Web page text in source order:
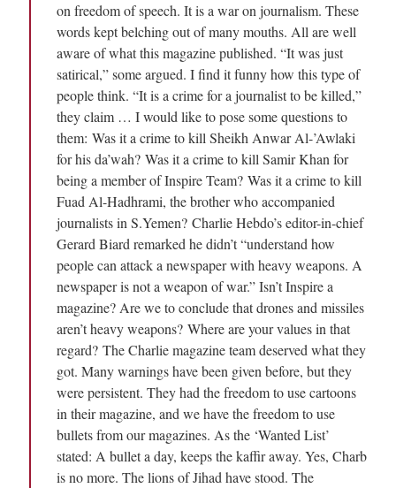
on freedom of speech. It is a war on journalism. These
words kept belching out of many mouths. All are well
aware of what this magazine published. “It was just
satirical,” some argued. I find it funny how this type of
people think. “It is a crime for a journalist to be killed,”
they claim … I would like to pose some questions to
them: Was it a crime to kill Sheikh Anwar Al-’Awlaki
for his da’wah? Was it a crime to kill Samir Khan for
being a member of Inspire Team? Was it a crime to kill
Fuad Al-Hadhrami, the brother who accompanied
journalists in S.Yemen? Charlie Hebdo’s editor-in-chief
Gerard Biard remarked he didn’t “understand how
people can attack a newspaper with heavy weapons. A
newspaper is not a weapon of war.” Isn’t Inspire a
magazine? Are we to conclude that drones and missiles
aren’t heavy weapons? Where are your values in that
regard? The Charlie magazine team deserved what they
got. Many warnings have been given before, but they
were persistent. They had the freedom to use cartoons
in their magazine, and we have the freedom to use
bullets from our magazines. As the ‘Wanted List’
stated: A bullet a day, keeps the kaffir away. Yes, Charb
is no more. The lions of Jihad have stood. The